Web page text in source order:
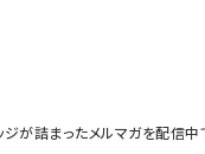
が詰まったメルマガを配信中